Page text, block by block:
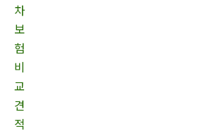
차
보
험
비
교
견
적